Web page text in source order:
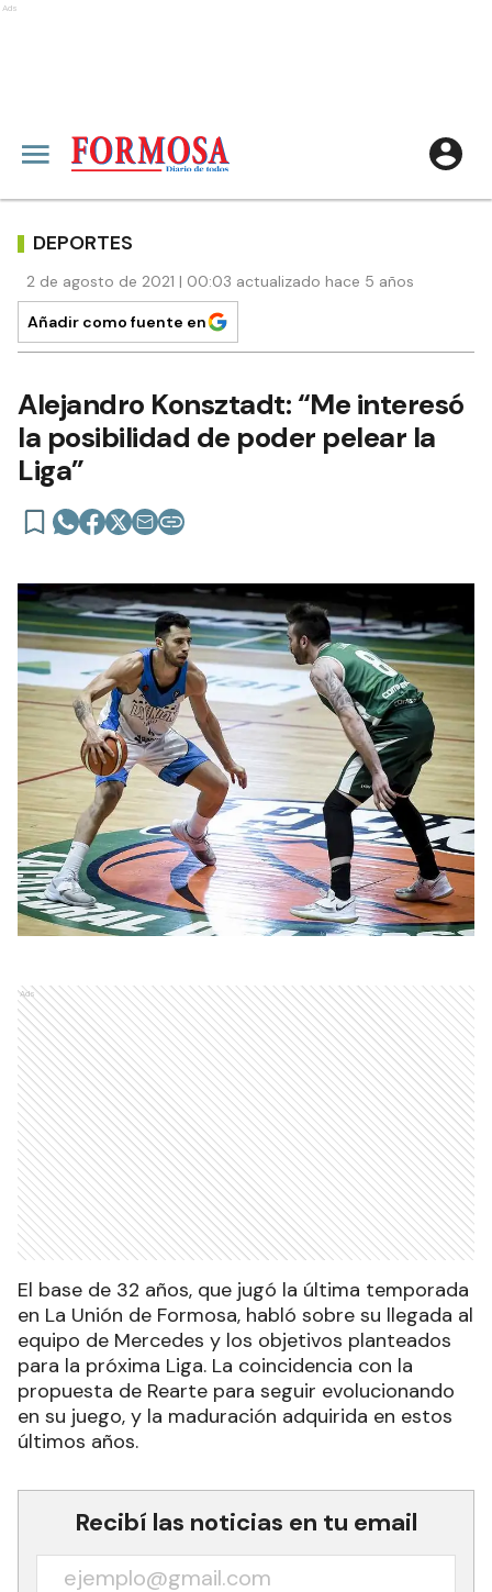
Ads
DEPORTES
2 de agosto de 2021 | 00:03 actualizado hace 5 años
Añadir como fuente en
Alejandro Konsztadt: “Me interesó
la posibilidad de poder pelear la
Liga”
Ads
El base de 32 años, que jugó la última temporada
en La Unión de Formosa, habló sobre su llegada al
equipo de Mercedes y los objetivos planteados
para la próxima Liga. La coincidencia con la
propuesta de Rearte para seguir evolucionando
en su juego, y la maduración adquirida en estos
últimos años.
Recibí las noticias en tu email